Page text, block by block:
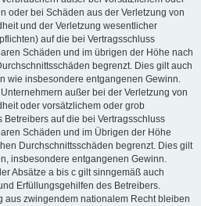
oder bei Schäden aus der Verletzung von
und der Verletzung wesentlicher
auf die bei Vertragsschluss
Schäden und im übrigen der Höhe nach
begrenzt. Dies gilt auch
wie insbesondere entgangenen Gewinn.
außer bei der Verletzung von
oder vorsätzlichem oder grob
Betreibers auf die bei Vertragsschluss
Schäden und im Übrigen der Höhe
Durchschnittsschäden begrenzt. Dies gilt
insbesondere entgangenen Gewinn.
Absätze a bis c gilt sinngemäß auch
Erfüllungsgehilfen des Betreibers.
aus zwingendem nationalem Recht bleiben